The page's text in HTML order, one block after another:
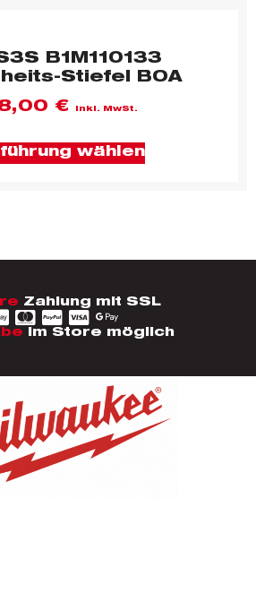
B1M110133
Stiefel BOA
€ inkl. MwSt.
wählen
Zahlung mit SSL
im Store möglich